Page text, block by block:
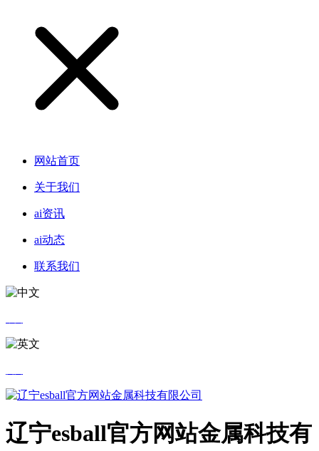
网站首页
关于我们
ai资讯
ai动态
联系我们
辽宁esball官方网站金属科技有